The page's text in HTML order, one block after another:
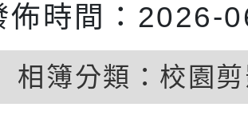
佈時間：2026-
相簿分類： 校園